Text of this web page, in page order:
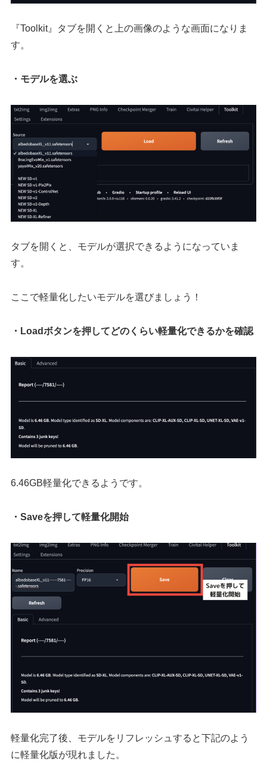
『Toolkit』タブを開くと上の画像のような画面になりま
す。
・モデルを選ぶ
タブを開くと、モデルが選択できるようになっていま
す。
ここで軽量化したいモデルを選びましょう！
・Loadボタンを押してどのくらい軽量化できるかを確認
6.46GB軽量化できるようです。
・Saveを押して軽量化開始
軽量化完了後、モデルをリフレッシュすると下記のよう
に軽量化版が現れました。